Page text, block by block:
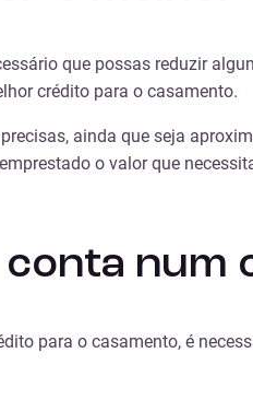
que possas reduzir
crédito para o casamento.
ainda que seja
o valor que
para o casamento, é